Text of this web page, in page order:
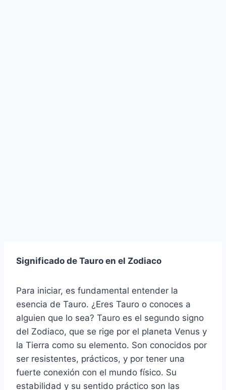
Significado de Tauro en el Zodiaco
Para iniciar, es fundamental entender la
esencia de Tauro. ¿Eres Tauro o conoces a
alguien que lo sea? Tauro es el segundo signo
del Zodiaco, que se rige por el planeta Venus y
la Tierra como su elemento. Son conocidos por
ser resistentes, prácticos, y por tener una
fuerte conexión con el mundo físico. Su
estabilidad y su sentido práctico son las